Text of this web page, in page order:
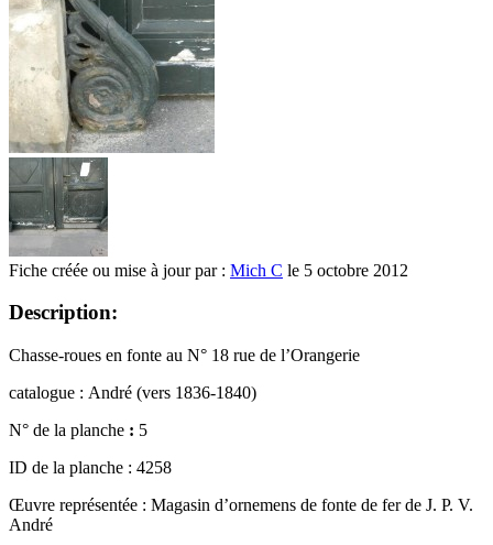
Fiche créée ou mise à jour par : Mich C le 5 octobre 2012
Description:
Chasse-roues en fonte au N° 18 rue de l’Orangerie
catalogue : André (vers 1836-1840)
N° de la planche : 5
ID de la planche : 4258
Œuvre représentée : Magasin d’ornemens de fonte de fer de J. P. V.
André